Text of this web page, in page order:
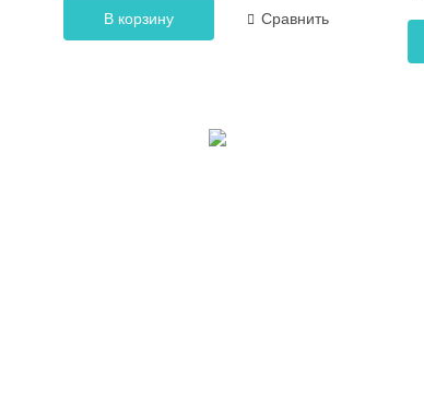
В корзину Сравнить